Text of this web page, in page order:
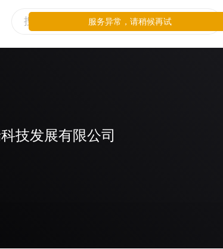
技发展有限公司
服务异常，请稍候再试